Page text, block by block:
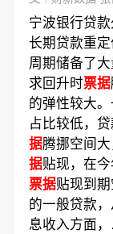
宁波银行贷
长期贷款重
周期储备了
求回升时票据
的弹性较大
占比较低，
据腾挪空间
据贴现，在
票据贴现到
的一般贷款
息收入方面